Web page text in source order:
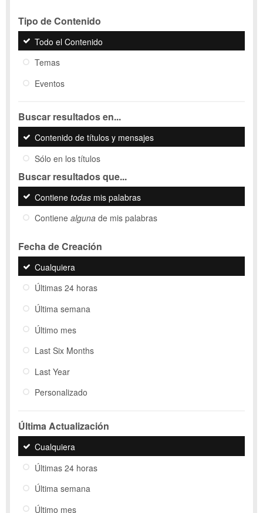
Tipo de Contenido
Todo el Contenido
Temas
Eventos
Buscar resultados en...
Contenido de títulos y mensajes
Sólo en los títulos
Buscar resultados que...
Contiene todas mis palabras
Contiene alguna de mis palabras
Fecha de Creación
Cualquiera
Últimas 24 horas
Última semana
Último mes
Last Six Months
Last Year
Personalizado
Última Actualización
Cualquiera
Últimas 24 horas
Última semana
Último mes